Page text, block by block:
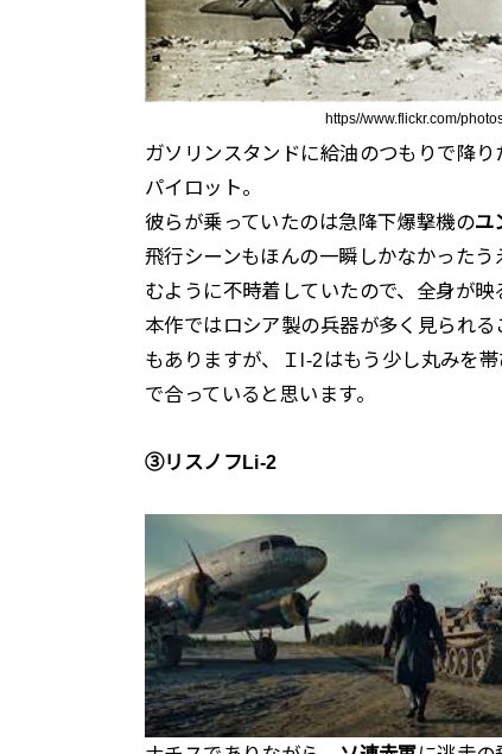
https//www.flickr.com/
ガソリンスタンドに給油のつもりで降
パイロット。
彼らが乗っていたのは急降下爆撃機のユ
飛行シーンもほんの一瞬しかなかった
むように不時着していたので、全身が
本作ではロシア製の兵器が多く見られ
もありますが、Ｉl-2はもう少し丸みを
で合っていると思います。
③リスノフLi-2